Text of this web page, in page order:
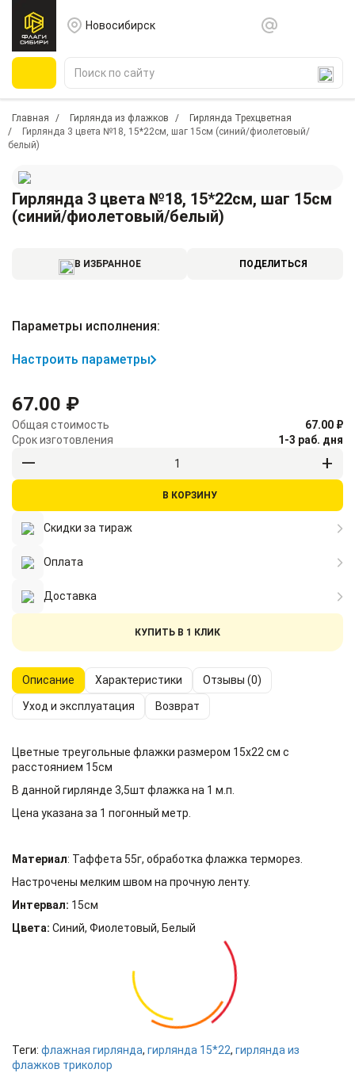
Новосибирск
Главная Гирлянда из флажков
Гирлянда Трехцветная
Гирлянда 3 цвета №18, 15*22см, шаг 15см (синий/фиолетовый/
белый)
Гирлянда 3 цвета №18, 15*22см, шаг 15см
(синий/фиолетовый/белый)
В ИЗБРАННОЕ ПОДЕЛИТЬСЯ
Параметры исполнения:
Настроить параметры
67.00 ₽
Общая стоимость
67.00 ₽
Срок изготовления
1-3 раб. дня
В КОРЗИНУ
Скидки за тираж
Оплата
Доставка
КУПИТЬ В 1 КЛИК
Описание Характеристики Отзывы (0)
Уход и эксплуатация Возврат
Цветные треугольные флажки размером 15х22 см с
расстоянием 15см
В данной гирлянде 3,5шт флажка на 1 м.п.
Цена указана за 1 погонный метр.
Материал: Таффета 55г, обработка флажка терморез.
Настрочены мелким швом на прочную ленту.
Интервал: 15см
Цвета: Синий, Фиолетовый, Белый
Теги: флажная гирлянда, гирлянда 15*22, гирлянда из
флажков триколор